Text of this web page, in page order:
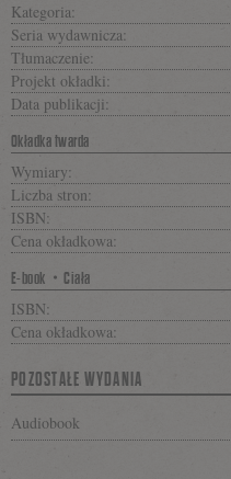
Kategoria:
Seria wydawnicza:
Tłumaczenie:
Projekt okładki:
Data publikacji:
Okładka twarda
Wymiary:
Liczba stron:
ISBN:
Cena okładkowa:
E-book・Ciała
ISBN:
Cena okładkowa:
POZOSTAŁE WYDANIA
Audiobook